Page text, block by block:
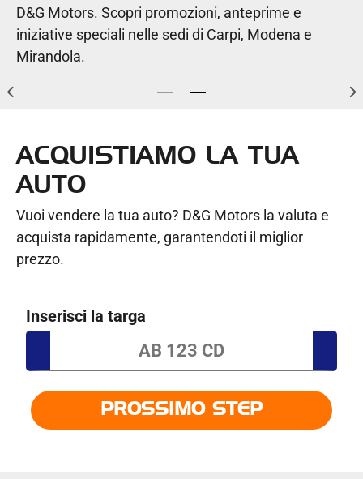
D&G Motors. Scopri promozioni, anteprime e
iniziative speciali nelle sedi di Carpi, Modena e
Mirandola.
LE AUTO PIÙ VENDUTE NEL 2025:
I DATI NAZIONALI E DELL’EMILIA
ACQUISTIAMO LA TUA
AUTO
Vuoi vendere la tua auto? D&G Motors la valuta e
acquista rapidamente, garantendoti il miglior
prezzo.
Inserisci la targa
PROSSIMO STEP